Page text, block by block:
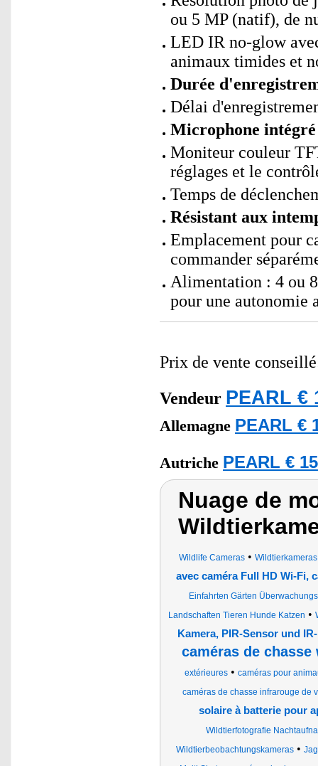
ou 5 MP (natif), de
LED IR no-glow
animaux timides et
Durée
Délai
Microphone
Moniteur couleur
réglages et le
Temps de
Résistant aux
Emplacement pour
commander
Alimentation : 4 ou
pour une autonomie
Prix de vente
Vendeur PEARL €
Allemagne PEARL €
Autriche PEARL €
Nuage de
Wildlife Cameras•
avec caméra Full HD Wi-Fi,
Einfahrten Gärten
Landschaften Tieren Hunde Katzen •
Kamera, PIR-Sensor und
caméras de
extérieures• caméras pour
caméras de chasse infrarouge de
solaire à batterie pour
Wildtierfotografie
Wildtierbeobachtungskameras•